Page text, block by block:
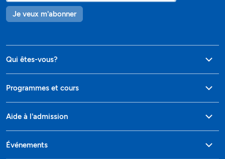
Je veux m'abonner
Qui êtes-vous?
Programmes et cours
Aide à l'admission
Événements